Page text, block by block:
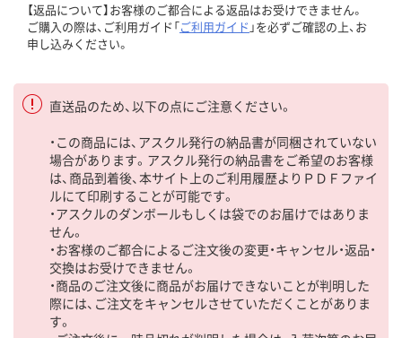
【返品について】お客様のご都合による返品はお受けできません。
ご購入の際は、ご利用ガイド「ご利用ガイド 」を必ずご確認の上、お
申し込みください。
直送品のため、以下の点にご注意ください。
・この商品には、アスクル発行の納品書が同梱されていない
場合があります。アスクル発行の納品書をご希望のお客様
は、商品到着後、本サイト上のご利用履歴よりＰＤＦファイ
ルにて印刷することが可能です。
・アスクルのダンボールもしくは袋でのお届けではありま
せん。
・お客様のご都合によるご注文後の変更・キャンセル・返品・
交換はお受けできません。
・商品のご注文後に商品がお届けできないことが判明した
際には、ご注文をキャンセルさせていただくことがありま
す。